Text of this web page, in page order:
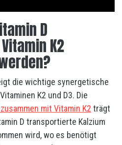
D
K2
die wichtige synergetische
K2 und D3. Die
mit Vitamin K2 trägt
D transportierte Kalzium
wird, wo es benötigt